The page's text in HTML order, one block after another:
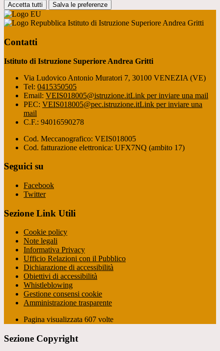
Accetta tutti Salva le preferenze
Istituto di Istruzione Superiore Andrea Gritti
Contatti
Istituto di Istruzione Superiore Andrea Gritti
Via Ludovico Antonio Muratori 7, 30100 VENEZIA (VE)
Tel: 0415350505
Email: VEIS018005@istruzione.itLink per inviare una mail
PEC: VEIS018005@pec.istruzione.itLink per inviare una
mail
C.F.: 94016590278
Cod. Meccanografico: VEIS018005
Cod. fatturazione elettronica: UFX7NQ (ambito 17)
Seguici su
Facebook
Twitter
Sezione Link Utili
Cookie policy
Note legali
Informativa Privacy
Ufficio Relazioni con il Pubblico
Dichiarazione di accessibilità
Obiettivi di accessibilità
Whistleblowing
Gestione consensi cookie
Amministrazione trasparente
Pagina visualizzata 607 volte
Sezione Copyright